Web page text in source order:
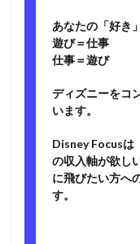
あなたの「好き
遊び＝仕事
仕事＝遊び
ディズニーをコ
います。
Disney Focusは
の収入軸が欲し
に飛びたい方へ
す。